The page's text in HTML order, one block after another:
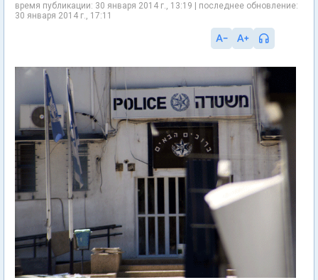
время публикации: 30 января 2014 г., 13:19 | последнее обновление:
30 января 2014 г., 17:11